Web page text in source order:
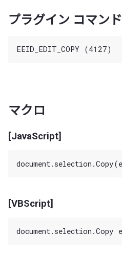
プラグイン コマン
マクロ
[JavaScript]
[VBScript]